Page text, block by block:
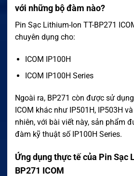
với những bộ đàm nào?
Pin Sạc Lithium-Ion TT-BP271
chuyên dụng cho:
ICOM IP100H
ICOM IP100H Series
Ngoài ra, BP271 còn được sử
ICOM khác như IP501H, IP503H
nhiên, với bài viết này, sản phẩm
đàm kỹ thuật số IP100H Series.
Ứng dụng thực tế của Pin Sạc
BP271 ICOM